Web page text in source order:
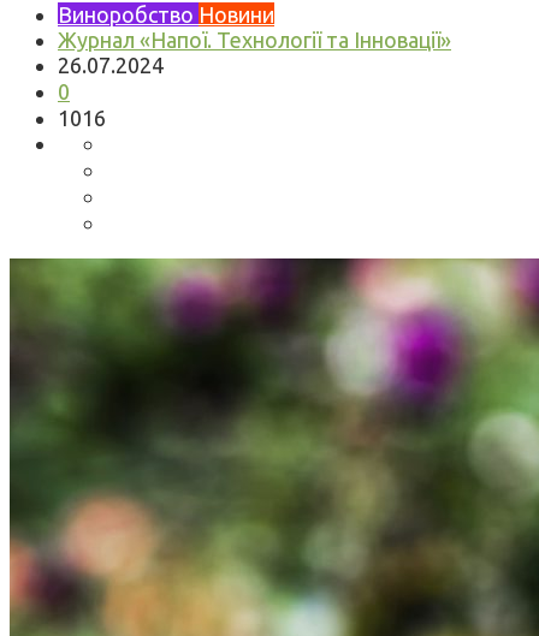
Виноробство Новини
Журнал «Напої. Технології та Інновації»
26.07.2024
0
1016